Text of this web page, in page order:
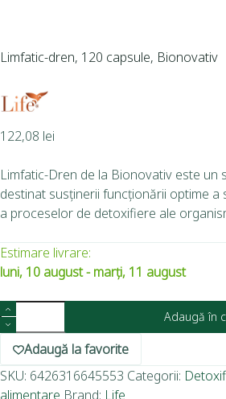
Limfatic-dren, 120 capsule, Bionovativ
122,08 lei
Limfatic-Dren de la Bionovativ este un
destinat susținerii funcționării optime a
a proceselor de detoxifiere ale
Estimare livrare:
luni, 10 august - marți, 11 august
Adaugă în
Adaugă la favorite
SKU: 6426316645553 Categorii:
alimentare Brand: Life